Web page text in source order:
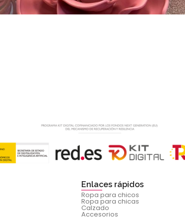
Enlaces rápidos
Ropa para chicos
Ropa para chicas
Calzado
Accesorios